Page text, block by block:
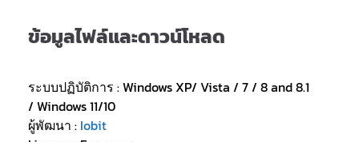
ข้อมูลไฟล์และดาวน์โหลด
ระบบปฏิบัติการ : Windows XP/ Vista / 7 / 8 and 8.1
/ Windows 11/10
ผู้พัฒนา : Iobit